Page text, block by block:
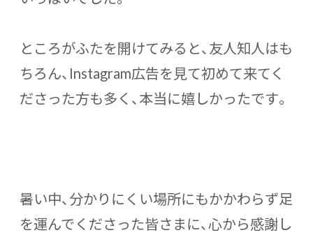
ところがふたを開けてみると、友人知人はも
ちろん、Instagram広告を見て初めて来てく
ださった方も多く、本当に嬉しかったです。
暑い中、分かりにくい場所にもかかわらず足
を運んでくださった皆さまに、心から感謝し